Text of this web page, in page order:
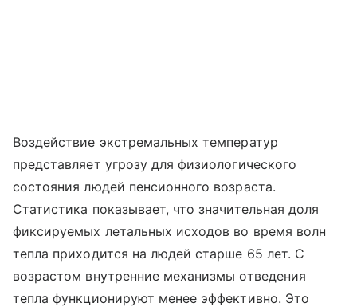
Воздействие экстремальных температур
представляет угрозу для физиологического
состояния людей пенсионного возраста.
Статистика показывает, что значительная доля
фиксируемых летальных исходов во время волн
тепла приходится на людей старше 65 лет. С
возрастом внутренние механизмы отведения
тепла функционируют менее эффективно. Это